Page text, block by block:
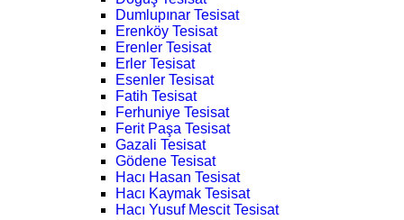
Dumlupınar Tesisat
Erenköy Tesisat
Erenler Tesisat
Erler Tesisat
Esenler Tesisat
Fatih Tesisat
Ferhuniye Tesisat
Ferit Paşa Tesisat
Gazali Tesisat
Gödene Tesisat
Hacı Hasan Tesisat
Hacı Kaymak Tesisat
Hacı Yusuf Mescit Tesisat